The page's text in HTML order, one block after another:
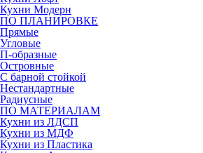
Кухни Модерн
ПО ПЛАНИРОВКЕ
Прямые
Угловые
П-образные
Островные
С барной стойкой
Нестандартные
Радиусные
ПО МАТЕРИАЛАМ
Кухни из ЛДСП
Кухни из МДФ
Кухни из Пластика